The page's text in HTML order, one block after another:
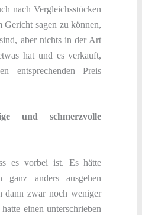
nach Vergleichsstücken
Gericht sagen zu können,
aber nichts in der Art
hat und es verkauft,
entsprechenden Preis
und schmerzvolle
es vorbei ist. Es hätte
ganz anders ausgehen
dann zwar noch weniger
einen unterschrieben